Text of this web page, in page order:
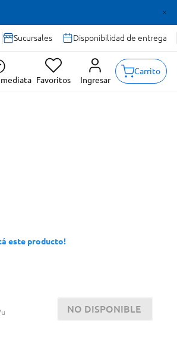
Sucursales Disponibilidad de entrega
Favoritos Ingresar
Carrito
este producto!
NO DISPONIBLE